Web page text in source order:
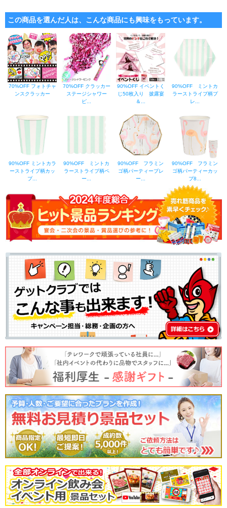
この商品を選んだ人は、こんな商品にも興味をもっています。
70%OFF フォトチャ
ンスクラッカー
70%OFF クラッカー
ステージシャワー
ピ...
90%OFF イベントく
じ50枚入り 披露宴
＆...
90%OFF ミントカ
ラーストライプ柄プ
レ...
90%OFF ミントカラ
ーストライプ柄カッ
プ...
90%OFF ミントカ
ラーストライプ柄ペ
ー...
90%OFF フラミン
ゴ柄パーティープレ
ー...
90%OFF フラミン
ゴ柄パーティーカッ
プ8...